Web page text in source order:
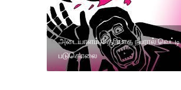
அடையாளம் தெரியாத நபரால் வெட்டி
படுகொலை